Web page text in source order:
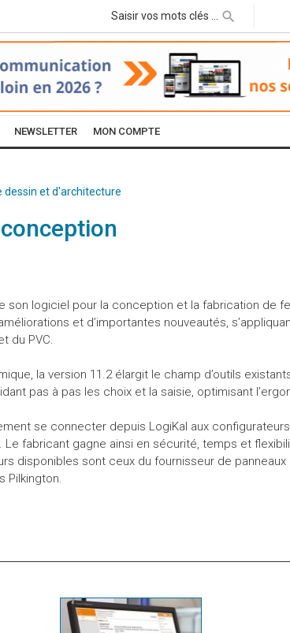
NEWSLETTER MON COMPTE
dessin et d'architecture
son logiciel pour la conception et la fabrication de
et d’importantes nouveautés,
du PVC.
la version 11.2 élargit le champ d’outils
pas à pas les choix et la saisie, optimisant
se connecter depuis LogiKal aux
fabricant gagne ainsi en sécurité, temps et
disponibles sont ceux du fournisseur de
Pilkington.